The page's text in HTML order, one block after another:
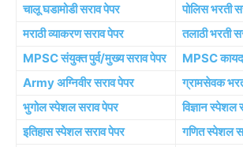
चालू घडामोडी सराव पेपर
पोलिस भरती
मराठी व्याकरण सराव पेपर
तलाठी भरती
MPSC संयुक्त पुर्व/मुख्य सराव पेपर
MPSC
Army अग्निवीर सराव पेपर
ग्रामसेवक
भुगोल स्पेशल सराव पेपर
विज्ञान स्पेशल
इतिहास स्पेशल सराव पेपर
गणित स्पेशल